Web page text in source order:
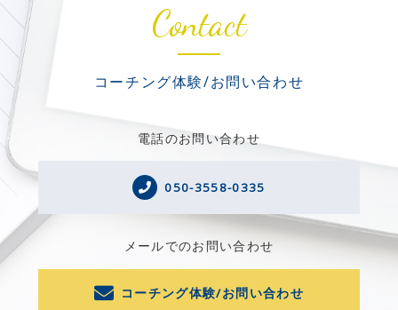
Contact
コーチング体験/お問い合わせ
電話のお問い合わせ
050-3558-0335
メールでのお問い合わせ
コーチング体験/お問い合わせ